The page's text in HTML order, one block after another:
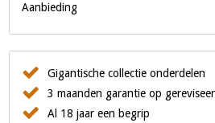
Aanbieding
Gigantische collectie onderdelen
3 maanden garantie op
Al 18 jaar een begrip